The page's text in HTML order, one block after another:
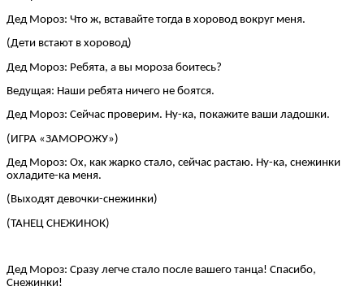
Дед Мороз: Что ж, вставайте тогда в хоровод вокруг меня.
(Дети встают в хоровод)
Дед Мороз: Ребята, а вы мороза боитесь?
Ведущая: Наши ребята ничего не боятся.
Дед Мороз: Сейчас проверим. Ну-ка, покажите ваши ладошки.
(ИГРА «ЗАМОРОЖУ»)
Дед Мороз: Ох, как жарко стало, сейчас растаю. Ну-ка, снежинки
охладите-ка меня.
(Выходят девочки-снежинки)
(ТАНЕЦ СНЕЖИНОК)
Дед Мороз: Сразу легче стало после вашего танца! Спасибо,
Снежинки!